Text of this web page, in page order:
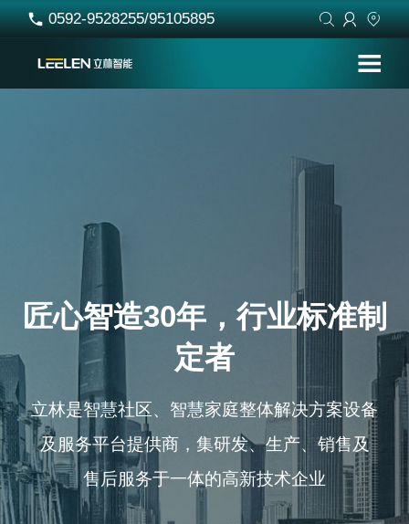
 0592-9528255/95105895   
匠心智造30年，行业标准制
定者
立林是智慧社区、智慧家庭整体解决方案设备
及服务平台提供商，集研发、生产、销售及
售后服务于一体的高新技术企业